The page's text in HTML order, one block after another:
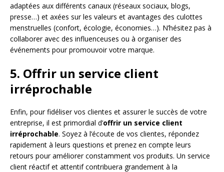
adaptées aux différents canaux (réseaux sociaux, blogs,
presse…) et axées sur les valeurs et avantages des culottes
menstruelles (confort, écologie, économies…). N’hésitez pas à
collaborer avec des influenceuses ou à organiser des
événements pour promouvoir votre marque.
5. Offrir un service client
irréprochable
Enfin, pour fidéliser vos clientes et assurer le succès de votre
entreprise, il est primordial d’offrir un service client
irréprochable. Soyez à l’écoute de vos clientes, répondez
rapidement à leurs questions et prenez en compte leurs
retours pour améliorer constamment vos produits. Un service
client réactif et attentif contribuera grandement à la